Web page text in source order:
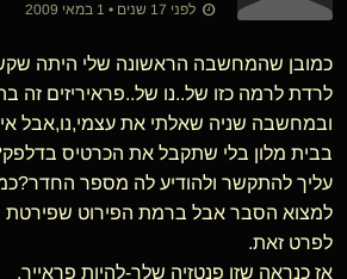
לפני 17 שנים • 1 במאי 2009
כמובן שהמחשבה הראשונה שלי היתה
לרדת לרמה כזו של..נו של..פראיריזים זה
ובמחשבה שניה שאלתי את עצמי,נו,אבל
בבית מלון בלי שתקבל את הכרטיס
עליך להתקשר ולהודיע לה מספר
למצוא הסבר אבל ברמת הפירוט שפירטת
לפרט זאת.
אז כנראה שזו פנטזיה שלך-להיות פראייר.